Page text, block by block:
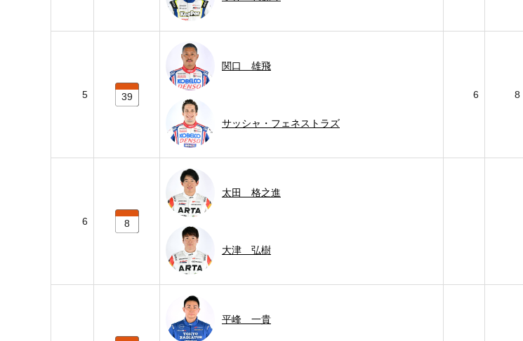
5 39
関口 雄飛
サッシャ・フェネストラズ
6 8
6 8
太田 格之進
大津 弘樹
平峰 一貴